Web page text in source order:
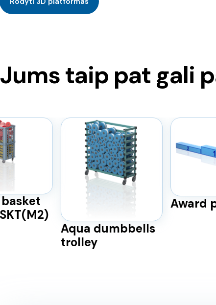
Jums taip pat gali
Aqua dumbbells
trolley
Award